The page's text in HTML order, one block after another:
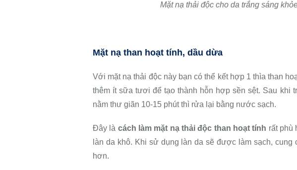
Mặt nạ thải độc cho da trắng sáng
Mặt nạ than hoạt tính, dầu dừa
Với mặt nạ thải độc này bạn có thể kết hợp 1 thìa than
thêm ít sữa tươi để tạo thành hỗn hợp sền sệt. Sau khi
nằm thư giãn 10-15 phút thì rửa lại bằng nước sạch.
Đây là cách làm mặt nạ thải độc than hoạt tính rất phù
làn da khô. Khi sử dụng làn da sẽ được làm sạch, cung
hơn.